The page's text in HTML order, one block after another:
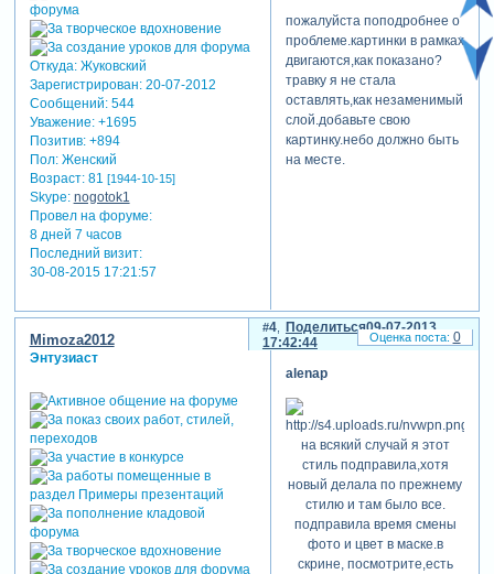
Откуда:Жуковский
Зарегистрирован: 20-07-2012
Сообщений:544
Уважение: +1695
Позитив: +894
Пол:Женский
Возраст:81 [1944-10-15]
Skype: nogotok1
Провел на форуме:
8 дней 7 часов
Последний визит:
30-08-2015 17:21:57
пожалуйста поподробнее о
проблеме.картинки в рамках
двигаются,как показано?
травку я не стала
оставлять,как незаменимый
слой.добавьте свою
картинку.небо должно быть
на месте.
Поделиться
4
09-07-2013
17:42:44
Mimoza2012
Энтузиаст
alenap
на всякий случай я этот
стиль подправила,хотя
новый делала по прежнему
стилю и там было все.
подправила время смены
фото и цвет в маске.в
скрине, посмотрите,есть
0